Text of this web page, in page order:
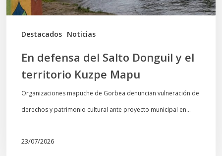
Destacados Noticias
Kuzpe
Mapu
En defensa del Salto Donguil y el
territorio Kuzpe Mapu
Organizaciones mapuche de Gorbea denuncian vulneración de
derechos y patrimonio cultural ante proyecto municipal en…
23/07/2026